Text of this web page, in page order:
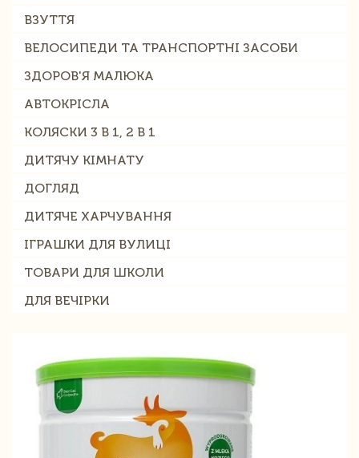
ВЗУТТЯ
ВЕЛОСИПЕДИ ТА ТРАНСПОРТНІ ЗАСОБИ
ЗДОРОВ'Я МАЛЮКА
АВТОКРІСЛА
КОЛЯСКИ 3 В 1, 2 В 1
ДИТЯЧУ КІМНАТУ
ДОГЛЯД
ДИТЯЧЕ ХАРЧУВАННЯ
ІГРАШКИ ДЛЯ ВУЛИЦІ
ТОВАРИ ДЛЯ ШКОЛИ
ДЛЯ ВЕЧІРКИ